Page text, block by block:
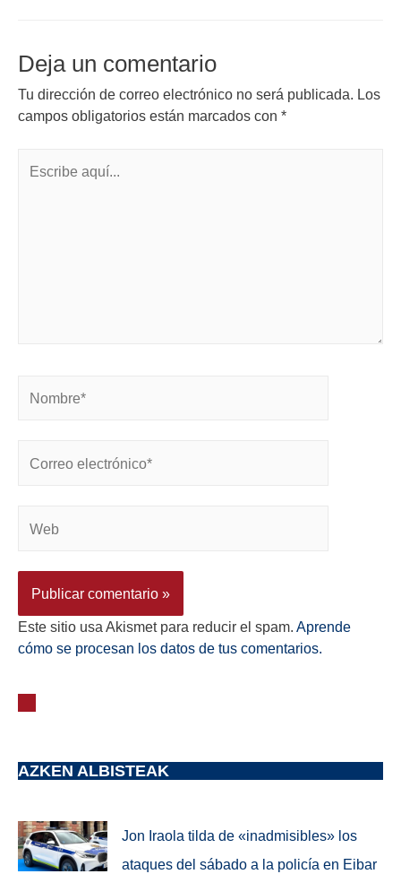
Deja un comentario
Tu dirección de correo electrónico no será publicada. Los
campos obligatorios están marcados con *
Este sitio usa Akismet para reducir el spam. Aprende
cómo se procesan los datos de tus comentarios.
AZKEN ALBISTEAK
Jon Iraola tilda de «inadmisibles» los
ataques del sábado a la policía en Eibar